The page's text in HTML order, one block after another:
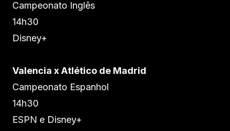
Campeonato Inglês
14h30
Disney+
Valencia x Atlético de Madrid
Campeonato Espanhol
14h30
ESPN e Disney+